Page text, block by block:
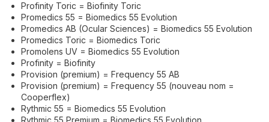
Profinity Toric = Biofinity Toric
Promedics 55 = Biomedics 55 Evolution
Promedics AB (Ocular Sciences) = Biomedics 55 Evolution
Promedics Toric = Biomedics Toric
Promolens UV = Biomedics 55 Evolution
Profinity = Biofinity
Provision (premium) = Frequency 55 AB
Provision (premium) = Frequency 55 (nouveau nom =
Cooperflex)
Rythmic 55 = Biomedics 55 Evolution
Rythmic 55 Premium = Biomedics 55 Evolution